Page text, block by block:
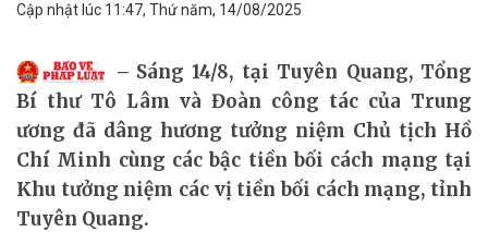
Cập nhật lúc 11:47, Thứ năm, 14/08/2025
Sáng 14/8, tại Tuyên Quang, Tổng
Bí thư Tô Lâm và Đoàn công tác của Trung
ương đã dâng hương tưởng niệm Chủ tịch Hồ
Chí Minh cùng các bậc tiền bối cách mạng tại
Khu tưởng niệm các vị tiền bối cách mạng, tỉnh
Tuyên Quang.